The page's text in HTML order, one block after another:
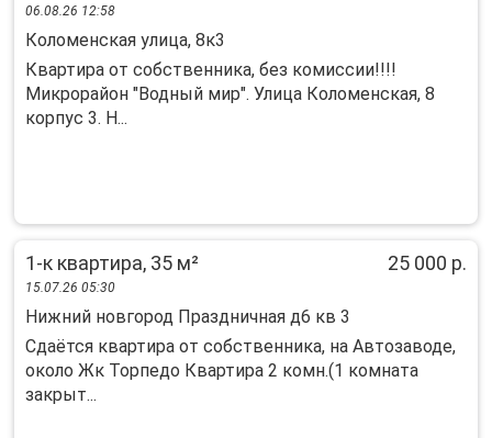
06.08.26 12:58
Коломенская улица, 8к3
Квартира от собственника, без комиссии!!!!
Микрорайон "Водный мир". Улица Коломенская, 8
корпус 3. Н...
1-к квартира, 35 м² 25 000 р.
15.07.26 05:30
Нижний новгород Праздничная д6 кв 3
Сдаётся квартира от собственника, на Автозаводе,
около Жк Торпедо Квартира 2 комн.(1 комната
закрыт...